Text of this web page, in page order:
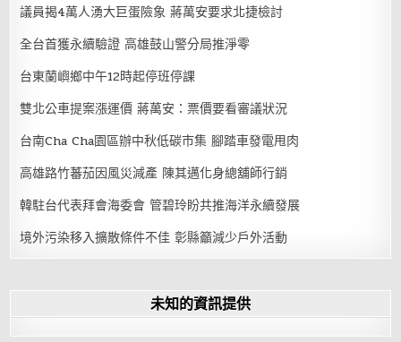
議員揭4萬人湧大巨蛋險象 蔣萬安要求北捷檢討
全台首獲永續驗證 高雄鼓山警分局推淨零
台東蘭嶼鄉中午12時起停班停課
雙北公車提案漲運價 蔣萬安：票價要看審議狀況
台南Cha Cha園區辦中秋低碳市集 腳踏車發電甩肉
高雄路竹蕃茄因風災減產 陳其邁化身總舖師行銷
韓駐台代表拜會海委會 管碧玲盼共推海洋永續發展
境外污染移入擴散條件不佳 彰縣籲減少戶外活動
未知的資訊提供